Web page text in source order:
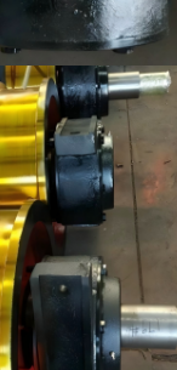
Продукция Ролики